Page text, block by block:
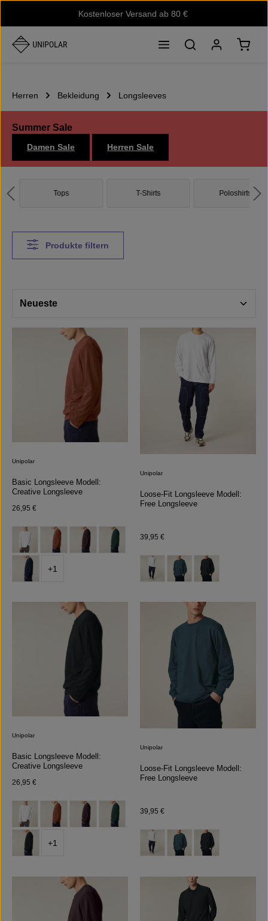
Zum Hauptinhalt springenKostenloser Versand ab 80 €
Herren Bekleidung Longsleeves
Summer Sale
Damen Sale Herren Sale
Tops T-Shirts Poloshirts
Produkte filtern
Unipolar
Basic Longsleeve Modell:
Creative Longsleeve
Regulärer Preis:
26,95 €
Farbe auswählen
+1
Unipolar
Loose-Fit Longsleeve Modell:
Free Longsleeve
Regulärer Preis:
39,95 €
Farbe auswählen
Unipolar
Basic Longsleeve Modell:
Creative Longsleeve
Regulärer Preis:
26,95 €
Farbe auswählen
+1
Unipolar
Loose-Fit Longsleeve Modell:
Free Longsleeve
Regulärer Preis:
39,95 €
Farbe auswählen